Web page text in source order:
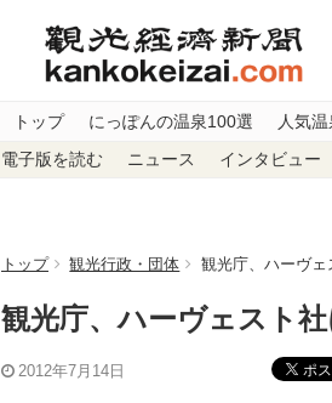
トップ にっぽんの温泉100選 人気
電子版を読む ニュース インタビュー
トップ 観光行政・団体 観光庁、ハーヴ
観光庁、ハーヴェスト
2012年7月14日 ポ